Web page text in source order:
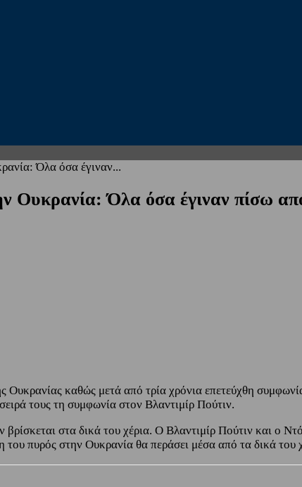
Όλα όσα έγιναν...
Όλα όσα έγιναν πίσω από
καθώς μετά από τρία χρόνια επετεύχθη
τους τη συμφωνία στον Βλαντιμίρ Πούτιν.
στα δικά του χέρια. Ο Βλαντιμίρ Πούτιν και ο
πυρός στην Ουκρανία θα περάσει μέσα από τα δικά του